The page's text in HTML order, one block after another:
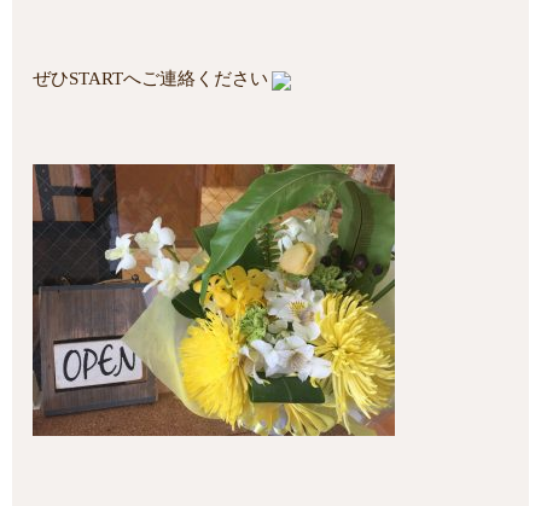
ぜひSTARTへご連絡ください